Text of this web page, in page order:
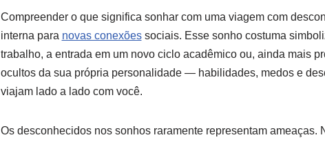
Compreender o que significa sonhar com uma viagem com
interna para novas conexõessociais. Esse sonho costuma
trabalho, a entrada em um novo ciclo acadêmico ou, ainda mais
ocultos da sua própria personalidade — habilidades, medos e
viajam lado a lado com você.
Os desconhecidos nos sonhos raramente representam